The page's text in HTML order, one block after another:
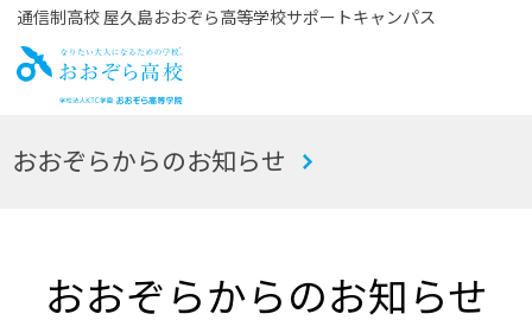
通信制高校 屋久島おおぞら高等学校サポートキャンパス
お
おおぞらからのお知らせ
おおぞらからのお知らせ